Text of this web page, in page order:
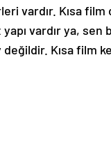
vardır. Kısa film
vardır ya, sen
Kısa film